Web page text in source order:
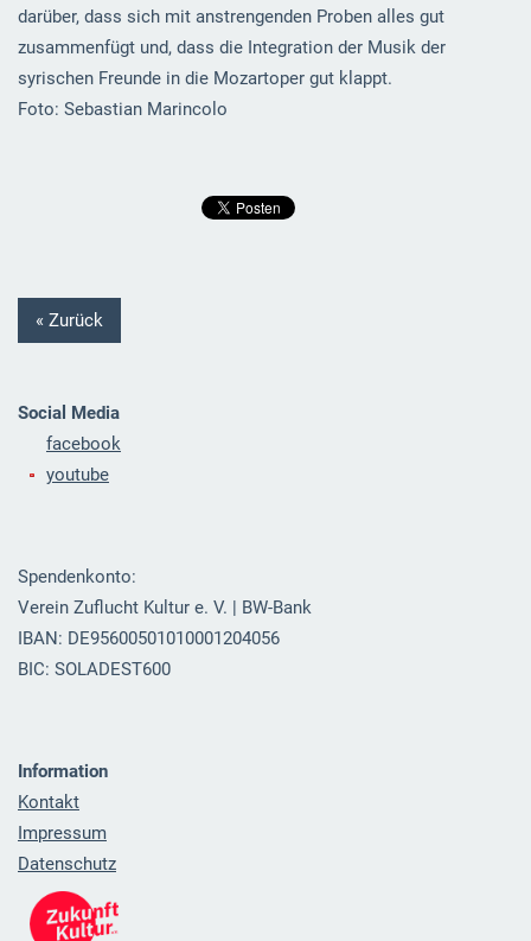
darüber, dass sich mit anstrengenden Proben alles gut
zusammenfügt und, dass die Integration der Musik der
syrischen Freunde in die Mozartoper gut klappt.
Foto: Sebastian Marincolo
« Zurück
Social Media
facebook
youtube
Spendenkonto:
Verein Zuflucht Kultur e. V. | BW-Bank
IBAN: DE95600501010001204056
BIC: SOLADEST600
Information
Kontakt
Impressum
Datenschutz